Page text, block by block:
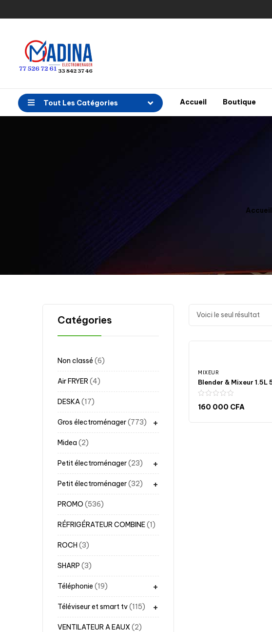
Tout Les Catégories Accueil Boutique
Accueil
Catégories
Non classé 6
Air FRYER 4
DESKA 17
+
Gros électroménager 773
Midea 2
+
Petit électroménager 23
+
Petit électroménager 32
PROMO 536
RÉFRIGÉRATEUR COMBINE 1
ROCH 3
SHARP 3
+
Téléphonie 19
+
Téléviseur et smart tv 115
VENTILATEUR A EAUX 2
Voici le seul résultat
MIXEUR
160 000 CFA
Ajouter au panier